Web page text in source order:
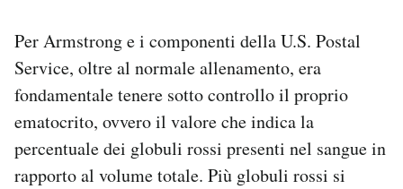
Per Armstrong e i componenti della U.S. Postal
Service, oltre al normale allenamento, era
fondamentale tenere sotto controllo il proprio
ematocrito, ovvero il valore che indica la
percentuale dei globuli rossi presenti nel sangue in
rapporto al volume totale. Più globuli rossi si